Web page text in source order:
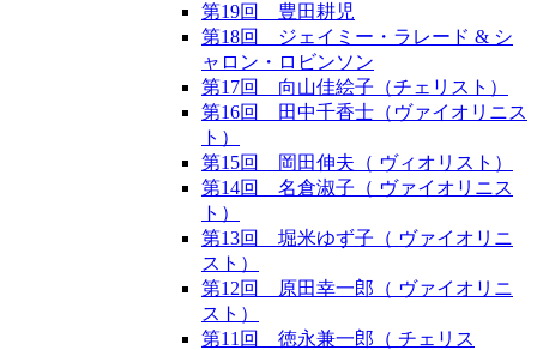
第19回 豊田耕児
第18回 ジェイミー・ラレード & シ
ャロン・ロビンソン
第17回 向山佳絵子（チェリスト）
第16回 田中千香士（ヴァイオリニス
ト）
第15回 岡田伸夫（ ヴィオリスト）
第14回 名倉淑子（ ヴァイオリニス
ト）
第13回 堀米ゆず子（ ヴァイオリニ
スト）
第12回 原田幸一郎（ ヴァイオリニ
スト）
第11回 徳永兼一郎（ チェリス